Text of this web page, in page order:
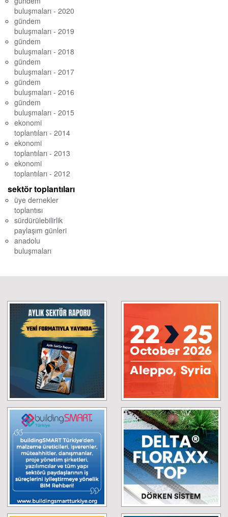
buluşmaları - 2020
gündem
buluşmaları - 2019
gündem
buluşmaları - 2018
gündem
buluşmaları - 2017
gündem
buluşmaları - 2016
gündem
buluşmaları - 2015
ekonomi
toplantıları - 2014
ekonomi
toplantıları - 2013
ekonomi
toplantıları - 2012
sektör toplantıları
üye dernekler
toplantısı
sürdürülebilirlik
paylaşım günleri
anadolu
buluşmaları